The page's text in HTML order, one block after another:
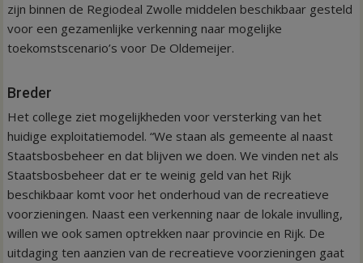
zijn binnen de Regiodeal Zwolle middelen beschikbaar gesteld
voor een gezamenlijke verkenning naar mogelijke
toekomstscenario’s voor De Oldemeijer.
Breder
Het college ziet mogelijkheden voor versterking van het
huidige exploitatiemodel. “We staan als gemeente al naast
Staatsbosbeheer en dat blijven we doen. We vinden net als
Staatsbosbeheer dat er te weinig geld van het Rijk
beschikbaar komt voor het onderhoud van de recreatieve
voorzieningen. Naast een verkenning naar de lokale invulling,
willen we ook samen optrekken naar provincie en Rijk. De
uitdaging ten aanzien van de recreatieve voorzieningen gaat